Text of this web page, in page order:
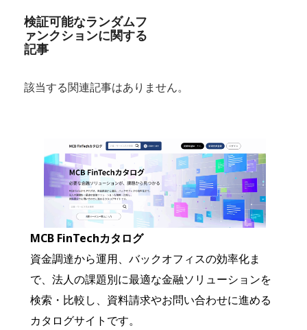
検証可能なランダムフ
ァンクションに関する
記事
該当する関連記事はありません。
MCB FinTechカタログ
資金調達から運用、バックオフィスの効率化ま
で、法人の課題別に最適な金融ソリューションを
検索・比較し、資料請求やお問い合わせに進める
カタログサイトです。